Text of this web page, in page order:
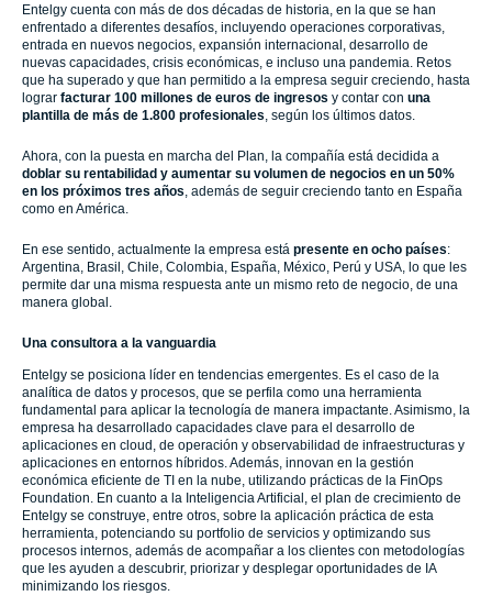
Entelgy cuenta con más de dos décadas de historia, en la que se han
enfrentado a diferentes desafíos, incluyendo operaciones corporativas,
entrada en nuevos negocios, expansión internacional, desarrollo de
nuevas capacidades, crisis económicas, e incluso una pandemia. Retos
que ha superado y que han permitido a la empresa seguir creciendo, hasta
lograr facturar 100 millones de euros de ingresos y contar con una
plantilla de más de 1.800 profesionales , según los últimos datos.
Ahora, con la puesta en marcha del Plan, la compañía está decidida a
doblar su rentabilidad y aumentar su volumen de negocios en un 50%
en los próximos tres años , además de seguir creciendo tanto en España
como en América.
En ese sentido, actualmente la empresa está presente en ocho países:
Argentina, Brasil, Chile, Colombia, España, México, Perú y USA, lo que les
permite dar una misma respuesta ante un mismo reto de negocio, de una
manera global.
Una consultora a la vanguardia
Entelgy se posiciona líder en tendencias emergentes. Es el caso de la
analítica de datos y procesos, que se perfila como una herramienta
fundamental para aplicar la tecnología de manera impactante. Asimismo, la
empresa ha desarrollado capacidades clave para el desarrollo de
aplicaciones en cloud, de operación y observabilidad de infraestructuras y
aplicaciones en entornos híbridos. Además, innovan en la gestión
económica eficiente de TI en la nube, utilizando prácticas de la FinOps
Foundation. En cuanto a la Inteligencia Artificial, el plan de crecimiento de
Entelgy se construye, entre otros, sobre la aplicación práctica de esta
herramienta, potenciando su portfolio de servicios y optimizando sus
procesos internos, además de acompañar a los clientes con metodologías
que les ayuden a descubrir, priorizar y desplegar oportunidades de IA
minimizando los riesgos.